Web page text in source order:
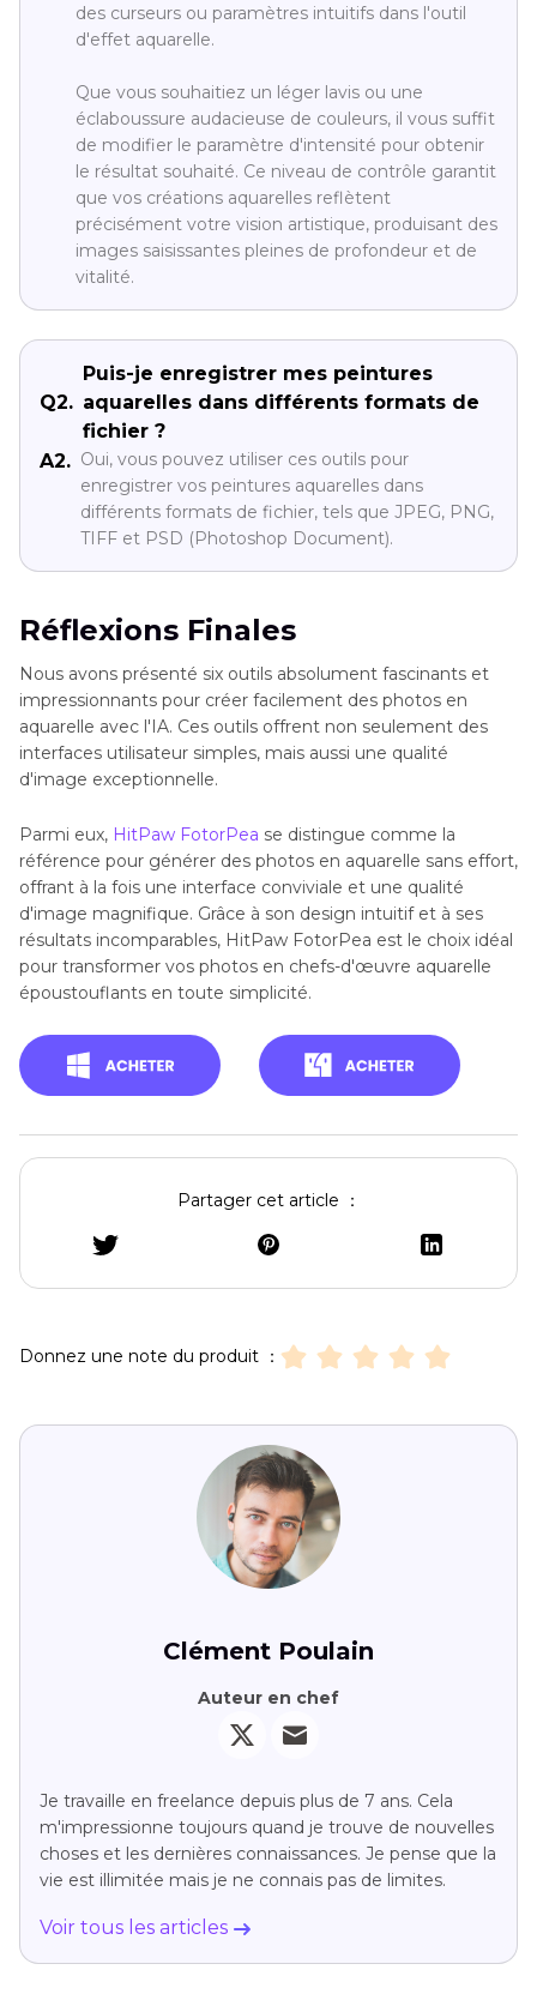
des curseurs ou paramètres intuitifs dans l'outil
d'effet aquarelle.
Que vous souhaitiez un léger lavis ou une
éclaboussure audacieuse de couleurs, il vous suffit
de modifier le paramètre d'intensité pour obtenir
le résultat souhaité. Ce niveau de contrôle garantit
que vos créations aquarelles reflètent
précisément votre vision artistique, produisant des
images saisissantes pleines de profondeur et de
vitalité.
Q2.
Puis-je enregistrer mes peintures
aquarelles dans différents formats de
fichier ?
A2. Oui, vous pouvez utiliser ces outils pour
enregistrer vos peintures aquarelles dans
différents formats de fichier, tels que JPEG, PNG,
TIFF et PSD (Photoshop Document).
Réflexions Finales
Nous avons présenté six outils absolument fascinants et
impressionnants pour créer facilement des photos en
aquarelle avec l'IA. Ces outils offrent non seulement des
interfaces utilisateur simples, mais aussi une qualité
d'image exceptionnelle.
Parmi eux, HitPaw FotorPea se distingue comme la
référence pour générer des photos en aquarelle sans effort,
offrant à la fois une interface conviviale et une qualité
d'image magnifique. Grâce à son design intuitif et à ses
résultats incomparables, HitPaw FotorPea est le choix idéal
pour transformer vos photos en chefs-d'œuvre aquarelle
époustouflants en toute simplicité.
Partager cet article ：
Donnez une note du produit ：
Clément Poulain
Auteur en chef
Je travaille en freelance depuis plus de 7 ans. Cela
m'impressionne toujours quand je trouve de nouvelles
choses et les dernières connaissances. Je pense que la
vie est illimitée mais je ne connais pas de limites.
Voir tous les articles